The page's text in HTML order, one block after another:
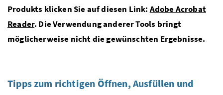
Produkts klicken Sie auf diesen Link: Adobe Acrobat
Reader. Die Verwendung anderer Tools bringt
möglicherweise nicht die gewünschten Ergebnisse.
Tipps zum richtigen Öffnen, Ausfüllen und